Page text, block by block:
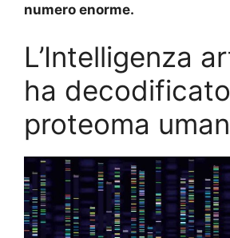
numero enorme.
L’Intelligenza
ha
proteoma